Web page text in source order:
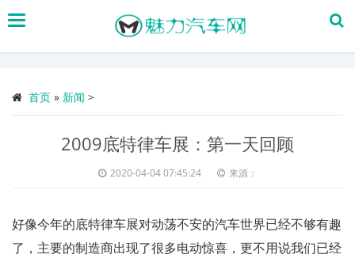
搜
首页 » 新闻 >
2009底特律车展：第一天回顾
2020-04-04 07:45:24 来源：
好像今年的底特律车展对动荡不安的汽车世界已经不够有趣
了，主要的制造商出现了很多电动惊喜，更不用说我们已经